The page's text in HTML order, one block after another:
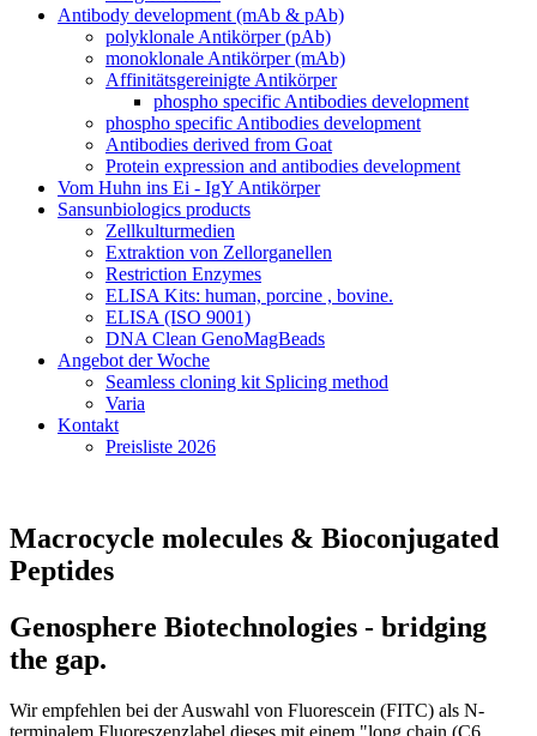
Antibody development (mAb & pAb)
polyklonale Antikörper (pAb)
monoklonale Antikörper (mAb)
Affinitätsgereinigte Antikörper
phospho specific Antibodies development
phospho specific Antibodies development
Antibodies derived from Goat
Protein expression and antibodies development
Vom Huhn ins Ei - IgY Antikörper
Sansunbiologics products
Zellkulturmedien
Extraktion von Zellorganellen
Restriction Enzymes
ELISA Kits: human, porcine , bovine.
ELISA (ISO 9001)
DNA Clean GenoMagBeads
Angebot der Woche
Seamless cloning kit Splicing method
Varia
Kontakt
Preisliste 2026
Macrocycle molecules & Bioconjugated
Peptides
Genosphere Biotechnologies - bridging
the gap.
Wir empfehlen bei der Auswahl von Fluorescein (FITC) als N-
terminalem Fluoreszenzlabel dieses mit einem "long chain (C6